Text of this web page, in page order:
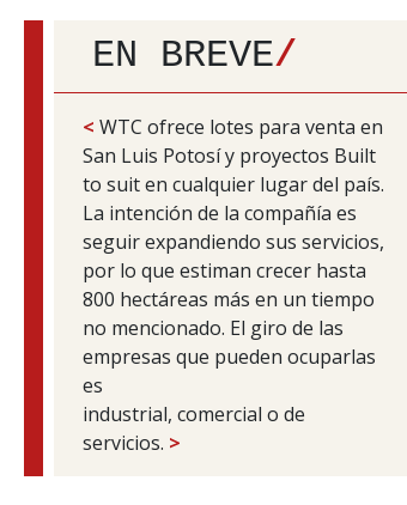
EN BREVE/
< WTC ofrece lotes para venta en
San Luis Potosí y proyectos Built
to suit en cualquier lugar del país.
La intención de la compañía es
seguir expandiendo sus servicios,
por lo que estiman crecer hasta
800 hectáreas más en un tiempo
no mencionado. El giro de las
empresas que pueden ocuparlas
es
industrial, comercial o de
servicios. >